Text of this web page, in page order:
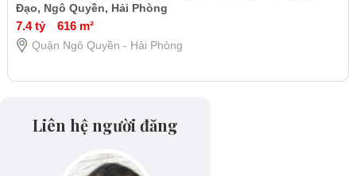
Đạo, Ngô Quyền, Hải Phòng
7.4 tỷ 616 m²
Quận Ngô Quyền - Hải Phòng
Liên hệ người đăng